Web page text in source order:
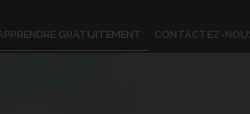
GRATUITEMENT CONTACTEZ-